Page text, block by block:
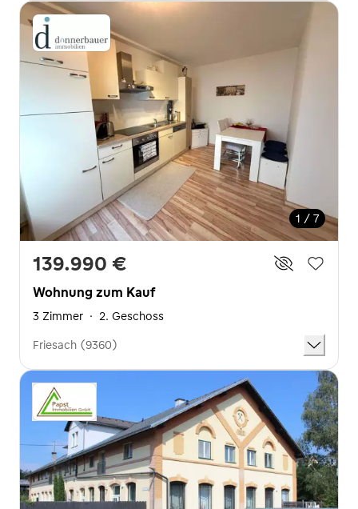
1 / 7
139.990 €
Wohnung zum Kauf
3 Zimmer · 2. Geschoss
Friesach (9360)